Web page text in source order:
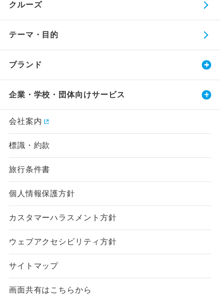
クルーズ
テーマ・目的
ブランド
企業・学校・団体向けサービス
会社案内
標識・約款
旅行条件書
個人情報保護方針
カスタマーハラスメント方針
ウェブアクセシビリティ方針
サイトマップ
画面共有はこちらから